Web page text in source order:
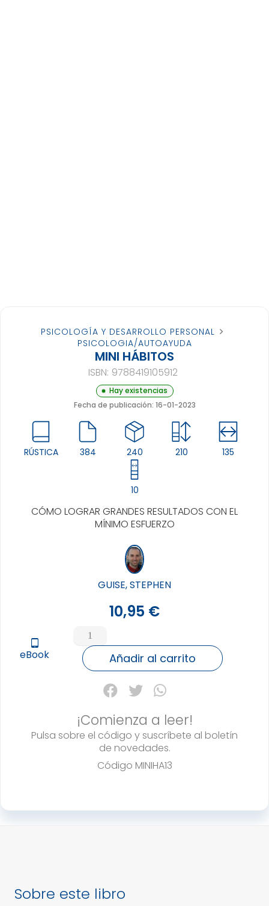
PSICOLOGÍA Y DESARROLLO PERSONAL
PSICOLOGIA/AUTOAYUDA
MINI HÁBITOS
ISBN: 9788419105912
Hay existencias
Fecha de publicación: 16-01-2023
RÚSTICA 384 240 210 135
10
CÓMO LOGRAR GRANDES RESULTADOS CON EL
MÍNIMO ESFUERZO
GUISE, STEPHEN
10,95 €
eBook
MINI
HÁBITOS
cantidadAñadir al carrito
¡Comienza a leer!
Pulsa sobre el código y suscríbete al boletín
de novedades.
Código MINIHA13
Sobre este libro